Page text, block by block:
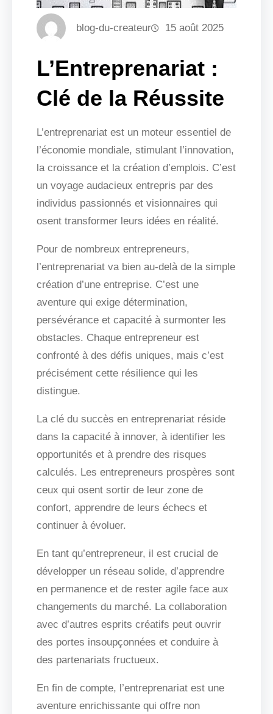
blog-du-createur 15 août 2025
L’Entreprenariat :
Clé de la Réussite
L’entreprenariat est un moteur essentiel de
l’économie mondiale, stimulant l’innovation,
la croissance et la création d’emplois. C’est
un voyage audacieux entrepris par des
individus passionnés et visionnaires qui
osent transformer leurs idées en réalité.
Pour de nombreux entrepreneurs,
l’entreprenariat va bien au-delà de la simple
création d’une entreprise. C’est une
aventure qui exige détermination,
persévérance et capacité à surmonter les
obstacles. Chaque entrepreneur est
confronté à des défis uniques, mais c’est
précisément cette résilience qui les
distingue.
La clé du succès en entreprenariat réside
dans la capacité à innover, à identifier les
opportunités et à prendre des risques
calculés. Les entrepreneurs prospères sont
ceux qui osent sortir de leur zone de
confort, apprendre de leurs échecs et
continuer à évoluer.
En tant qu’entrepreneur, il est crucial de
développer un réseau solide, d’apprendre
en permanence et de rester agile face aux
changements du marché. La collaboration
avec d’autres esprits créatifs peut ouvrir
des portes insoupçonnées et conduire à
des partenariats fructueux.
En fin de compte, l’entreprenariat est une
aventure enrichissante qui offre non